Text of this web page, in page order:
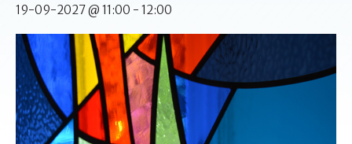
19-09-2027 @ 11:00 - 12:00